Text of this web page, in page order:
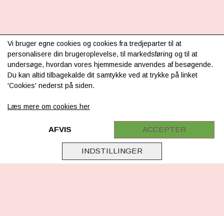
INFORMATION
Om os
Levering & betaling
FAQ
Virksomhedsoplysninger
Vi bruger egne cookies og cookies fra tredjeparter til at
personalisere din brugeroplevelse, til markedsføring og til at
undersøge, hvordan vores hjemmeside anvendes af besøgende.
Du kan altid tilbagekalde dit samtykke ved at trykke på linket
'Cookies' nederst på siden.
Læs mere om cookies her
INDSTILLINGER
AFVIS ACCEPTER